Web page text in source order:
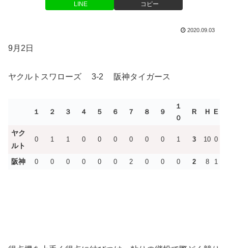
LINE コピー
2020.09.03
9月2日
ヤクルトスワローズ 3-2 阪神タイガース
１ ２ ３ ４ ５ ６ ７ ８ ９
１
０
R H E
ヤク
ルト
0 1 1 0 0 0 0 0 0 1 3 10 0
阪神 0 0 0 0 0 0 2 0 0 0 2 8 1